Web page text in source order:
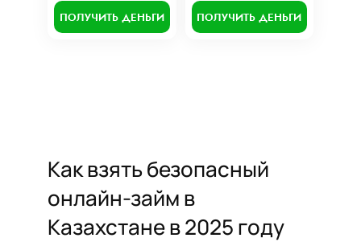
ПОЛУЧИТЬ ДЕНЬГИ ПОЛУЧИТЬ ДЕНЬГИ
Как взять безопасный
онлайн-займ в
Казахстане в 2025 году